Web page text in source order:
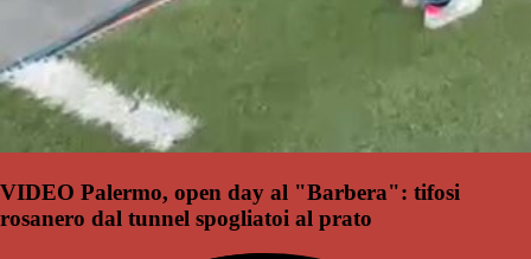
VIDEO Palermo, open day al "Barbera": tifosi
rosanero dal tunnel spogliatoi al prato